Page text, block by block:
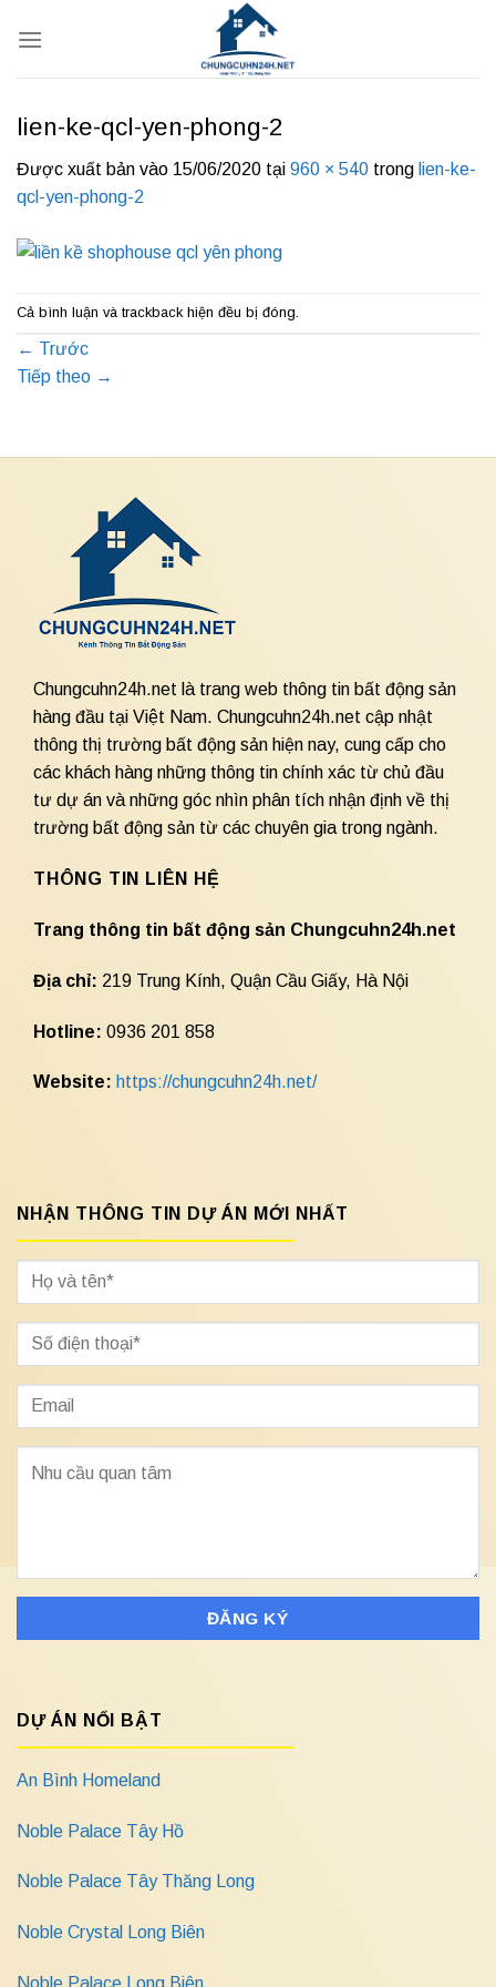
qua
lien-ke-qcl-yen-phong-2
Được xuất bản vào 15/06/2020 tại 960 × 540 trong lien-ke-
qcl-yen-phong-2
Cả bình luận và trackback hiện đều bị đóng.
← Trước
Tiếp theo →
Chungcuhn24h.net là trang web thông tin bất động sản
hàng đầu tại Việt Nam. Chungcuhn24h.net cập nhật
thông thị trường bất động sản hiện nay, cung cấp cho
các khách hàng những thông tin chính xác từ chủ đầu
tư dự án và những góc nhìn phân tích nhận định về thị
trường bất động sản từ các chuyên gia trong ngành.
THÔNG TIN LIÊN HỆ
Trang thông tin bất động sản Chungcuhn24h.net
Địa chỉ: 219 Trung Kính, Quận Cầu Giấy, Hà Nội
Hotline: 0936 201 858
Website: https://chungcuhn24h.net/
NHẬN THÔNG TIN DỰ ÁN MỚI NHẤT
DỰ ÁN NỔI BẬT
An Bình Homeland
Noble Palace Tây Hồ
Noble Palace Tây Thăng Long
Noble Crystal Long Biên
Noble Palace Long Biên